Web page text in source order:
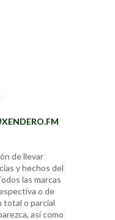
de llevar
y hechos del
las marcas
o de
total o parcial
así como